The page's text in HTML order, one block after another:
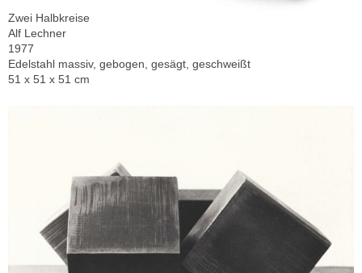
Zwei Halbkreise
Alf Lechner
1977
Edelstahl massiv, gebogen, gesägt, geschweißt
51 x 51 x 51 cm